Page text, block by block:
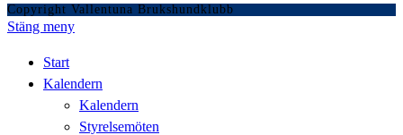
Copyright Vallentuna Brukshundklubb
Stäng meny
Start
Kalendern
Kalendern
Styrelsemöten